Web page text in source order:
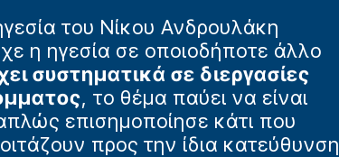
του Νίκου Ανδρουλάκη
η ηγεσία σε οποιοδήποτε άλλο
συστηματικά σε διεργασίες
, το θέμα παύει να είναι
επισημοποίησε κάτι που
προς την ίδια κατεύθυνση